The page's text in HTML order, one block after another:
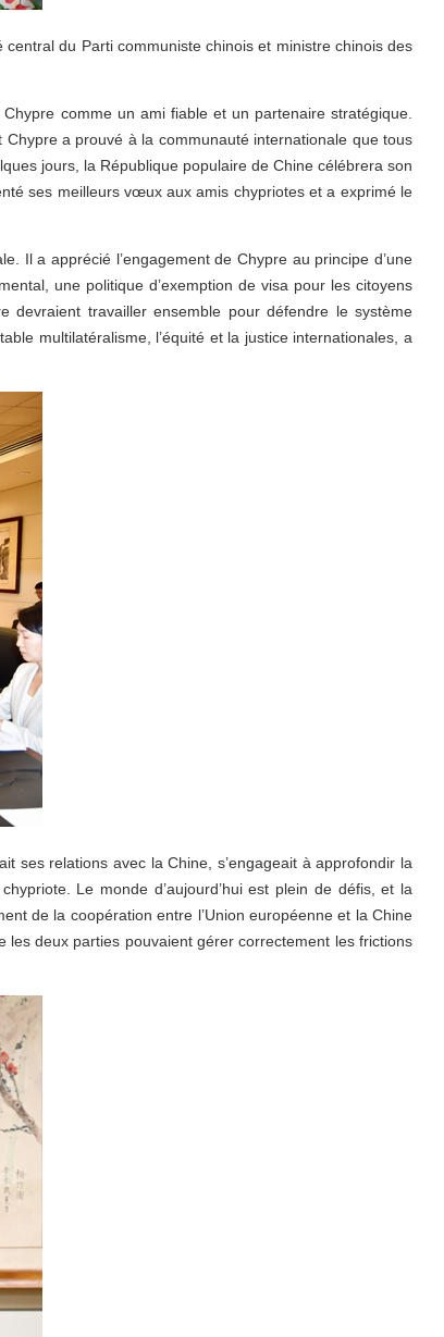
du Parti communiste chinois et ministre chinois des
comme un ami fiable et un partenaire stratégique.
a prouvé à la communauté internationale que tous
jours, la République populaire de Chine célébrera son
ses meilleurs vœux aux amis chypriotes et a exprimé le
Il a apprécié l’engagement de Chypre au principe d’une
une politique d’exemption de visa pour les citoyens
travailler ensemble pour défendre le système
multilatéralisme, l’équité et la justice internationales, a
ses relations avec la Chine, s’engageait à approfondir la
Le monde d’aujourd’hui est plein de défis, et la
de la coopération entre l’Union européenne et la Chine
les deux parties pouvaient gérer correctement les frictions